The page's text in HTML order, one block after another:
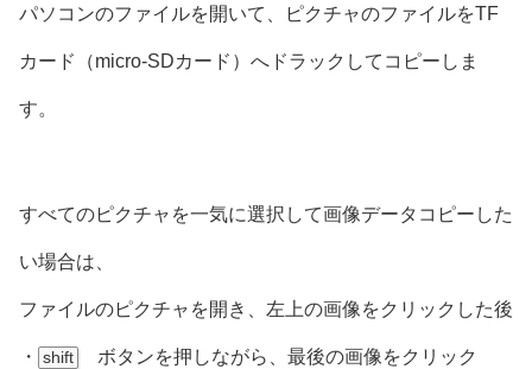
パソコンのファイルを開いて、ピクチャのファイルをTF
カード（micro-SDカード）へドラックしてコピーしま
す。
すべてのピクチャを一気に選択して画像データコピーした
い場合は、
ファイルのピクチャを開き、左上の画像をクリックした後
・ shift ボタンを押しながら、最後の画像をクリック